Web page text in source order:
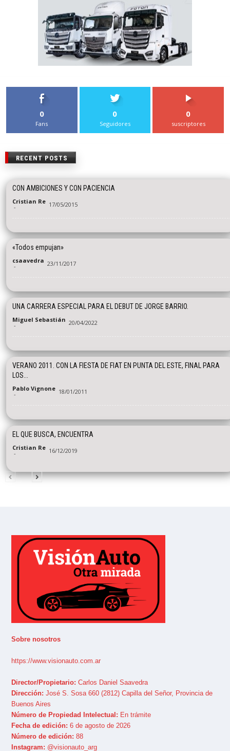
0
Fans
0
Seguidores
0
suscriptores
RECENT POSTS
CON AMBICIONES Y CON PACIENCIA
Cristian Re
- 17/05/2015
«Todos empujan»
csaavedra
- 23/11/2017
UNA CARRERA ESPECIAL PARA EL DEBUT DE JORGE BARRIO.
Miguel Sebastián
- 20/04/2022
VERANO 2011. CON LA FIESTA DE FIAT EN PUNTA DEL ESTE, FINAL PARA
LOS...
Pablo Vignone
- 18/01/2011
EL QUE BUSCA, ENCUENTRA
Cristian Re
- 16/12/2019
Sobre nosotros
https://www.visionauto.com.ar
Director/Propietario: Carlos Daniel Saavedra
Dirección: José S. Sosa 660 (2812) Capilla del Señor, Provincia de
Buenos Aires
Número de Propiedad Intelectual: En trámite
Fecha de edición: 6 de agosto de 2026
Número de edición: 88
Instagram: @visionauto_arg